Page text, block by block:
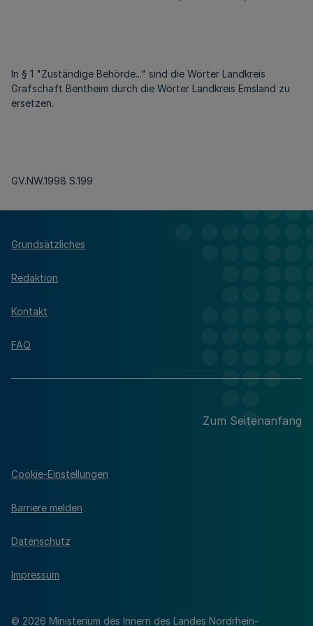
In § 1 "Zuständige Behörde..." sind die Wörter Landkreis
Grafschaft Bentheim durch die Wörter Landkreis Emsland zu
ersetzen.
GV.NW.1998 S.199
Grundsätzliches
Redaktion
Kontakt
FAQ
Zum Seitenanfang
© 2026 Ministerium des Innern des Landes Nordrhein-
Cookie-Einstellungen
Barriere melden
Datenschutz
Impressum